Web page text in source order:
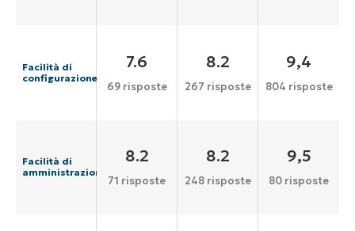
Facilità di
configurazione
7.6
69 risposte
8.2
267 risposte
9,4
804 risposte
Facilità di
amministrazione
8.2
71 risposte
8.2
248 risposte
9,5
80 risposte